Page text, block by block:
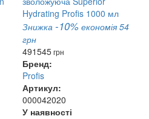
Знижка -10% економія 54
грн
491545грн
Бренд:
Profis
Артикул:
000042020
У наявності